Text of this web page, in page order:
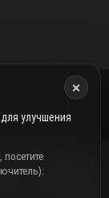
×
улучшения